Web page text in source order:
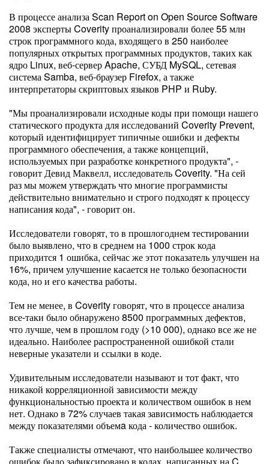
В процессе анализа Scan Report on Open Source Software
2008 эксперты Coverity проанализировали более 55 млн
строк программного кода, входящего в 250 наиболее
популярных открытых программных продуктов, таких как
ядро Linux, веб-сервер Apache, СУБД MySQL, сетевая
система Samba, веб-браузер Firefox, а также
интерпретаторы скриптовых языков PHP и Ruby.
"Мы проанализировали исходные коды при помощи нашего
статического продукта для исследований Coverity Prevent,
который идентифицирует типичные ошибки и дефекты
программного обеспечения, а также концепций,
используемых при разработке конкретного продукта", -
говорит Девид Маквелл, исследователь Coverity. "На сей
раз мы можем утверждать что многие программисты
действительно внимательно и строго подходят к процессу
написания кода", - говорит он.
Исследователи говорят, то в прошлогоднем тестировании
было выявлено, что в среднем на 1000 строк кода
приходится 1 ошибка, сейчас же этот показатель улучшен на
16%, причем улучшение касается не только безопасности
кода, но и его качества работы.
Тем не менее, в Coverity говорят, что в процессе анализа
все-таки было обнаружено 8500 программных дефектов,
что лучше, чем в прошлом году (>10 000), однако все же не
идеально. Наиболее распространенной ошибкой стали
неверные указатели и ссылки в коде.
Удивительным исследователи называют и тот факт, что
никакой корреляционной зависимости между
функциональностью проекта и количеством ошибок в нем
нет. Однако в 72% случаев такая зависимость наблюдается
между показателями объемa кода - количество ошибок.
Также специалисты отмечают, что наибольшее количество